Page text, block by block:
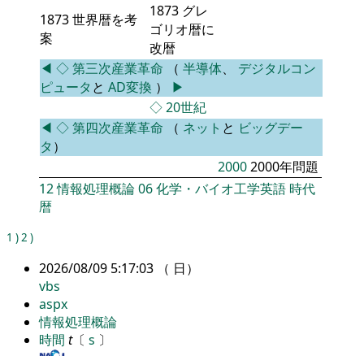
1873 世界暦を考
案
1873 グレ
ゴリオ暦に
改暦
◀ ◇第三次産業革命 （ 半導体、 デジタルコン
ピュータ と AD変換 ） ▶
◇20世紀
◀ ◇第四次産業革命 （ ネット と ビッグデー
タ ）
20002000年問題
12情報処理概論06化学・バイオ工学英語 時代
暦
1 ) 2 )
2026/08/09 5:17:03 （ 日）
vbs
aspx
情報処理概論
時間 t〔 s 〕